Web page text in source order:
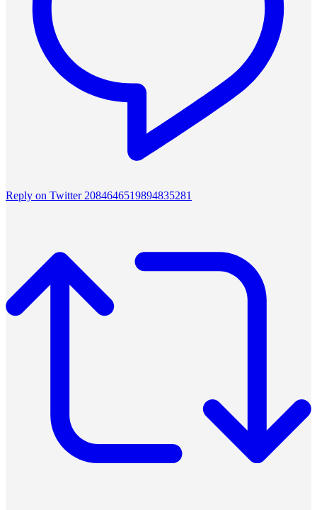
Reply on Twitter 2084646519894835281